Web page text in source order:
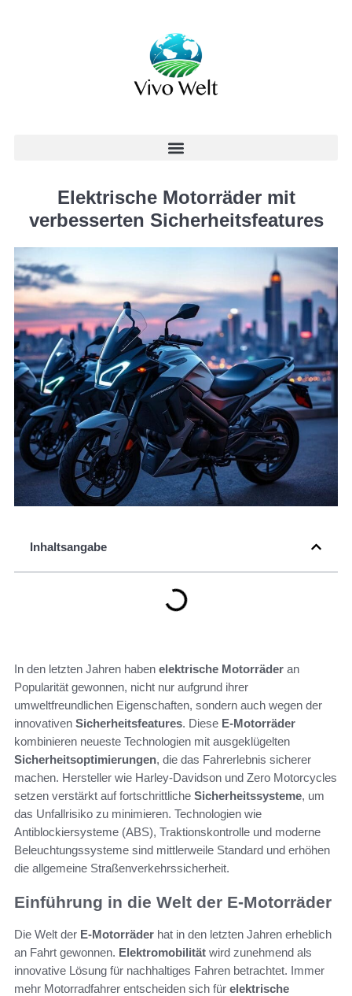
Elektrische Motorräder mit
verbesserten Sicherheitsfeatures
Inhaltsangabe
In den letzten Jahren haben elektrische Motorräder an
Popularität gewonnen, nicht nur aufgrund ihrer
umweltfreundlichen Eigenschaften, sondern auch wegen der
innovativen Sicherheitsfeatures. Diese E-Motorräder
kombinieren neueste Technologien mit ausgeklügelten
Sicherheitsoptimierungen, die das Fahrerlebnis sicherer
machen. Hersteller wie Harley-Davidson und Zero Motorcycles
setzen verstärkt auf fortschrittliche Sicherheitssysteme, um
das Unfallrisiko zu minimieren. Technologien wie
Antiblockiersysteme (ABS), Traktionskontrolle und moderne
Beleuchtungssysteme sind mittlerweile Standard und erhöhen
die allgemeine Straßenverkehrssicherheit.
Einführung in die Welt der E-Motorräder
Die Welt der E-Motorräder hat in den letzten Jahren erheblich
an Fahrt gewonnen. Elektromobilität wird zunehmend als
innovative Lösung für nachhaltiges Fahren betrachtet. Immer
mehr Motorradfahrer entscheiden sich für elektrische